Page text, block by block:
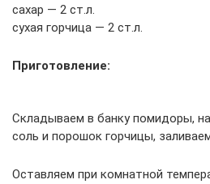
сахар — 2 ст.л.
сухая горчица — 2 ст.л.
Приготовление:
Складываем в банку помидоры,
соль и порошок горчицы,
Оставляем при комнатной